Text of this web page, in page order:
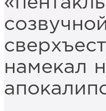
намекал